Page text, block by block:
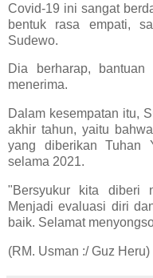
Covid-19 ini sangat
bentuk rasa empati,
Sudewo.
Dia berharap,
menerima.
Dalam kesempatan itu,
akhir tahun, yaitu
yang diberikan Tuhan
selama 2021.
"Bersyukur kita diberi
Menjadi evaluasi diri
baik. Selamat
(RM. Usman :/ Guz Heru)